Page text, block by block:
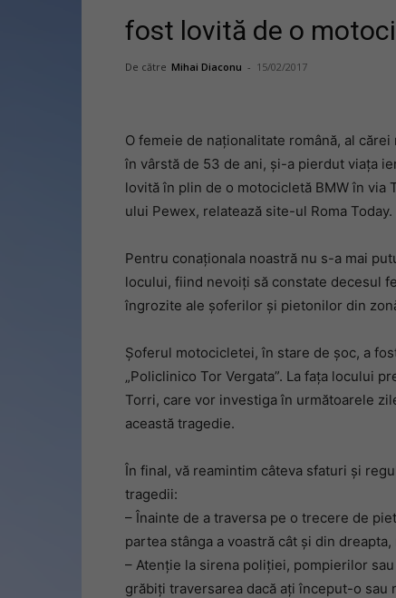
fost lovită de o
De către Mihai Diaconu - 15/02/2017
O femeie de naționalitate română, al cărei
în vârstă de 53 de ani, și-a pierdut viața
lovită în plin de o motocicletă BMW în via
ului Pewex, relatează site-ul Roma Today.
Pentru conaționala noastră nu s-a mai
locului, fiind nevoiți să constate decesul
îngrozite ale șoferilor și pietonilor din
Șoferul motocicletei, în stare de șoc, a
„Policlinico Tor Vergata”. La fața locului
Torri, care vor investiga în următoarele
această tragedie.
În final, vă reamintim câteva sfaturi și
tragedii:
– Înainte de a traversa pe o trecere de
partea stânga a voastră cât şi din
– Atenţie la sirena poliţiei, pompierilor
grăbiţi traversarea dacă aţi început-o sau